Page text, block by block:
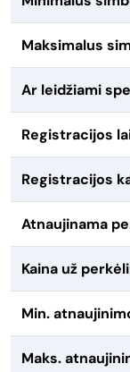
Maksimalus
Ar leidžiami
Registracijos
Registracijos
Atnaujinama
Kaina už
Min.
Maks.